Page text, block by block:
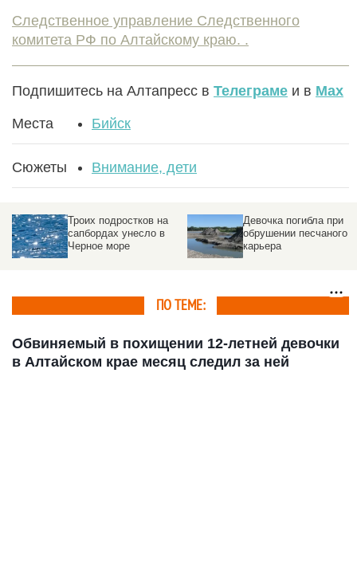
Следственное управление Следственного
комитета РФ по Алтайскому краю. .
Подпишитесь на Алтапресс в Телеграме и в Max
Места Бийск
Сюжеты Внимание, дети
Троих подростков на
сапбордах унесло в
Черное море
Девочка погибла при
обрушении песчаного
карьера
ПО ТЕМЕ:
Обвиняемый в похищении 12-летней девочки
в Алтайском крае месяц следил за ней